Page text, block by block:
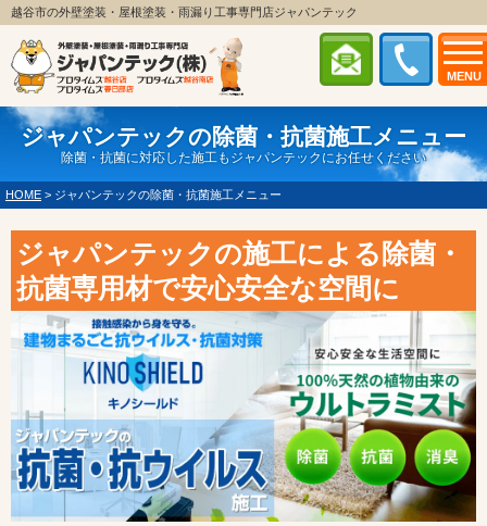
MENU
越谷市の外壁塗装・屋根塗装・雨漏り工事専門店ジャパンテック
ジャパンテックの除菌・抗菌施工メニュー
除菌・抗菌に対応した施工もジャパンテックにお任せください
HOME > ジャパンテックの除菌・抗菌施工メニュー
ジャパンテックの施工による除菌・
抗菌専用材で安心安全な空間に